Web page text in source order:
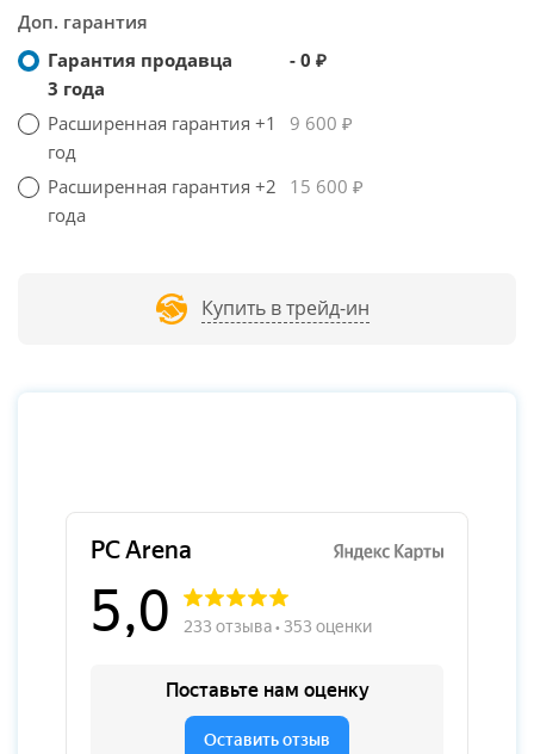
Доп. гарантия
Гарантия продавца
3 года
- 0 ₽
Расширенная гарантия +1
год
9 600 ₽
Расширенная гарантия +2
года
15 600 ₽
Купить в трейд-ин